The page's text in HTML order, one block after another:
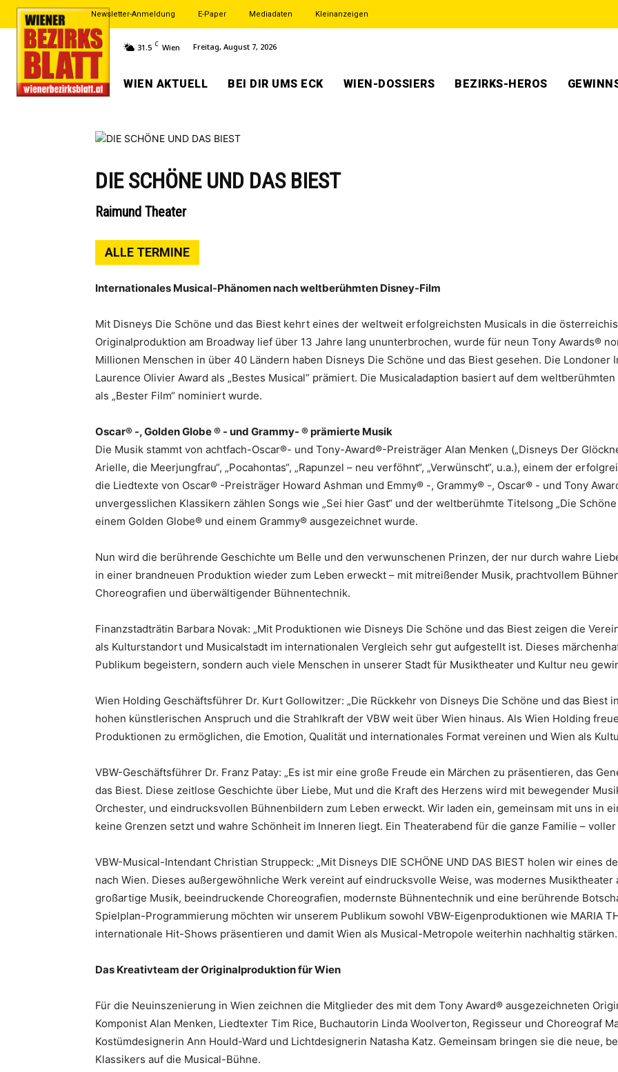
Newsletter-Anmeldung E-Paper Mediadaten Kleinanzeigen
31.5 C Wien Freitag, August 7, 2026
WIEN AKTUELL BEI DIR UMS ECK WIEN-DOSSIERS BEZIRKS-HEROS
DIE SCHÖNE UND DAS BIEST
Raimund Theater
ALLE TERMINE
Internationales Musical-Phänomen nach weltberühmten Disney-Film
Mit Disneys Die Schöne und das Biest kehrt eines der weltweit erfolgreichsten Musicals in die
Originalproduktion am Broadway lief über 13 Jahre lang ununterbrochen, wurde für neun Tony Awards®
Millionen Menschen in über 40 Ländern haben Disneys Die Schöne und das Biest gesehen. Die
Laurence Olivier Award als „Bestes Musical“ prämiert. Die Musicaladaption basiert auf dem
als „Bester Film“ nominiert wurde.
Oscar® -, Golden Globe ® - und Grammy- ® prämierte Musik
Die Musik stammt von achtfach-Oscar®- und Tony-Award®-Preisträger Alan Menken („Disneys Der
Arielle, die Meerjungfrau“, „Pocahontas“, „Rapunzel – neu verföhnt“, „Verwünscht“, u.a.), einem der
die Liedtexte von Oscar® -Preisträger Howard Ashman und Emmy® -, Grammy® -, Oscar® - und Tony
unvergesslichen Klassikern zählen Songs wie „Sei hier Gast“ und der weltberühmte Titelsong „Die
einem Golden Globe® und einem Grammy® ausgezeichnet wurde.
Nun wird die berührende Geschichte um Belle und den verwunschenen Prinzen, der nur durch wahre
in einer brandneuen Produktion wieder zum Leben erweckt – mit mitreißender Musik, prachtvollem
Choreografien und überwältigender Bühnentechnik.
Finanzstadträtin Barbara Novak: „Mit Produktionen wie Disneys Die Schöne und das Biest zeigen die
als Kulturstandort und Musicalstadt im internationalen Vergleich sehr gut aufgestellt ist. Dieses
Publikum begeistern, sondern auch viele Menschen in unserer Stadt für Musiktheater und Kultur neu
Wien Holding Geschäftsführer Dr. Kurt Gollowitzer: „Die Rückkehr von Disneys Die Schöne und das Biest
hohen künstlerischen Anspruch und die Strahlkraft der VBW weit über Wien hinaus. Als Wien Holding
Produktionen zu ermöglichen, die Emotion, Qualität und internationales Format vereinen und Wien als
VBW-Geschäftsführer Dr. Franz Patay: „Es ist mir eine große Freude ein Märchen zu präsentieren, das
das Biest. Diese zeitlose Geschichte über Liebe, Mut und die Kraft des Herzens wird mit bewegender
Orchester, und eindrucksvollen Bühnenbildern zum Leben erweckt. Wir laden ein, gemeinsam mit uns in
keine Grenzen setzt und wahre Schönheit im Inneren liegt. Ein Theaterabend für die ganze Familie –
VBW-Musical-Intendant Christian Struppeck: „Mit Disneys DIE SCHÖNE UND DAS BIEST holen wir eines
nach Wien. Dieses außergewöhnliche Werk vereint auf eindrucksvolle Weise, was modernes Musiktheater
großartige Musik, beeindruckende Choreografien, modernste Bühnentechnik und eine berührende
Spielplan-Programmierung möchten wir unserem Publikum sowohl VBW-Eigenproduktionen wie MARIA
internationale Hit-Shows präsentieren und damit Wien als Musical-Metropole weiterhin nachhaltig
Das Kreativteam der Originalproduktion für Wien
Für die Neuinszenierung in Wien zeichnen die Mitglieder des mit dem Tony Award® ausgezeichneten
Komponist Alan Menken, Liedtexter Tim Rice, Buchautorin Linda Woolverton, Regisseur und Choreograf
Kostümdesignerin Ann Hould-Ward und Lichtdesignerin Natasha Katz. Gemeinsam bringen sie die neue,
Klassikers auf die Musical-Bühne.